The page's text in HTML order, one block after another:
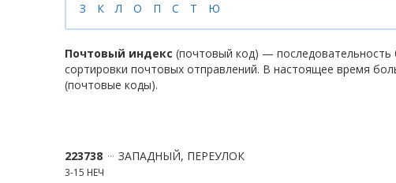
З К Л О П С Т Ю
Почтовый индекс (почтовый код) — последовательность
сортировки почтовых отправлений. В настоящее время
(почтовые коды).
223738 ЗАПАДНЫЙ, ПЕРЕУЛОК
3-15 НЕЧ